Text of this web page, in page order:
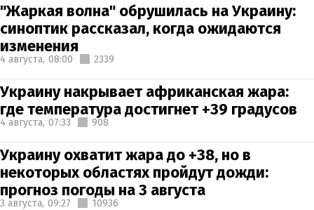
"Жаркая волна" обрушилась на Украину:
синоптик рассказал, когда ожидаются
изменения
4 августа, 08:00 2339
Украину накрывает африканская жара:
где температура достигнет +39 градусов
4 августа, 07:33 908
Украину охватит жара до +38, но в
некоторых областях пройдут дожди:
прогноз погоды на 3 августа
3 августа, 09:27 10936